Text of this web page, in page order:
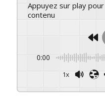
Appuyez sur play pour écouter ce
contenu
0:00
1x